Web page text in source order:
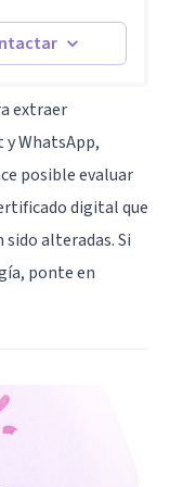
extraer
y WhatsApp,
posible evaluar
digital que
alteradas. Si
ponte en